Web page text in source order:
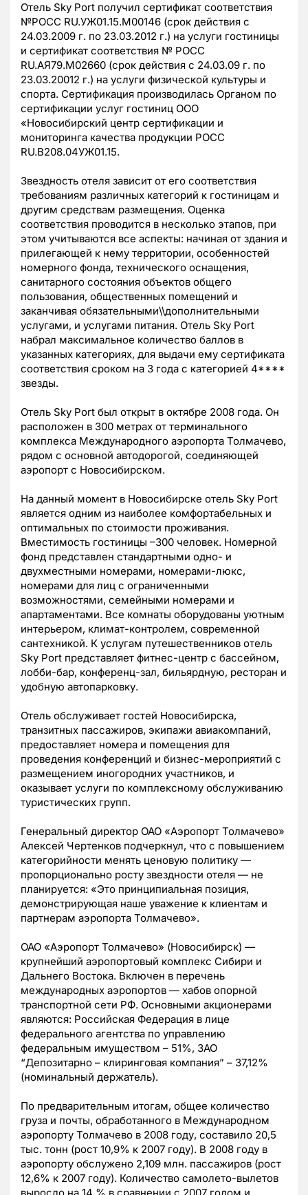
Отель Sky Port получил сертификат соответствия
№РОСС RU.УЖ01.15.М00146 (срок действия с
24.03.2009 г. по 23.03.2012 г.) на услуги гостиницы
и сертификат соответствия № РОСС
RU.АЯ79.М02660 (срок действия с 24.03.09 г. по
23.03.20012 г.) на услуги физической культуры и
спорта. Сертификация производилась Органом по
сертификации услуг гостиниц ООО
«Новосибирский центр сертификации и
мониторинга качества продукции РОСС
RU.В208.04УЖ01.15.
Звездность отеля зависит от его соответствия
требованиям различных категорий к гостиницам и
другим средствам размещения. Оценка
соответствия проводится в несколько этапов, при
этом учитываются все аспекты: начиная от здания и
прилегающей к нему территории, особенностей
номерного фонда, технического оснащения,
санитарного состояния объектов общего
пользования, общественных помещений и
заканчивая обязательными\\дополнительными
услугами, и услугами питания. Отель Sky Port
набрал максимальное количество баллов в
указанных категориях, для выдачи ему сертификата
соответствия сроком на 3 года с категорией 4****
звезды.
Отель Sky Port был открыт в октябре 2008 года. Он
расположен в 300 метрах от терминального
комплекса Международного аэропорта Толмачево,
рядом с основной автодорогой, соединяющей
аэропорт с Новосибирском.
На данный момент в Новосибирске отель Sky Port
является одним из наиболее комфортабельных и
оптимальных по стоимости проживания.
Вместимость гостиницы –300 человек. Номерной
фонд представлен стандартными одно- и
двухместными номерами, номерами-люкс,
номерами для лиц с ограниченными
возможностями, семейными номерами и
апартаментами. Все комнаты оборудованы уютным
интерьером, климат-контролем, современной
сантехникой. К услугам путешественников отель
Sky Port представляет фитнес-центр с бассейном,
лобби-бар, конференц-зал, бильярдную, ресторан и
удобную автопарковку.
Отель обслуживает гостей Новосибирска,
транзитных пассажиров, экипажи авиакомпаний,
предоставляет номера и помещения для
проведения конференций и бизнес-мероприятий с
размещением иногородних участников, и
оказывает услуги по комплексному обслуживанию
туристических групп.
Генеральный директор ОАО «Аэропорт Толмачево»
Алексей Чертенков подчеркнул, что с повышением
категорийности менять ценовую политику —
пропорционально росту звездности отеля — не
планируется: «Это принципиальная позиция,
демонстрирующая наше уважение к клиентам и
партнерам аэропорта Толмачево».
ОАО «Аэропорт Толмачево» (Новосибирск) —
крупнейший аэропортовый комплекс Сибири и
Дальнего Востока. Включен в перечень
международных аэропортов — хабов опорной
транспортной сети РФ. Основными акционерами
являются: Российская Федерация в лице
федерального агентства по управлению
федеральным имуществом – 51%, ЗАО
“Депозитарно – клиринговая компания” – 37,12%
(номинальный держатель).
По предварительным итогам, общее количество
груза и почты, обработанного в Международном
аэропорту Толмачево в 2008 году, составило 20,5
тыс. тонн (рост 10,9% к 2007 году). В 2008 году в
аэропорту обслужено 2,109 млн. пассажиров (рост
12,6% к 2007 году). Количество самолето-вылетов